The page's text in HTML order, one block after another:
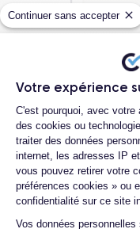
Continuer sans accepter
Votre expérience
Plateforme
C'est pourquoi, avec
des cookies ou
traiter des données
internet, les adresses IP
vous pouvez retirer votre
préférences cookies » ou
confidentialité sur ce site
Vos données
Date de sortie
13/10/2020
Dimensions
Questions
Quelle est la
reconditionné ?
Quelles sont
les batteries ?
Quelle est la